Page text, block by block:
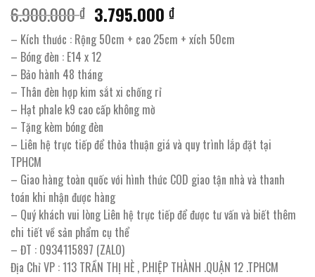
6.900.000₫ Giá
gốc
là:
6.900.000 ₫.
3.795.000₫Giá
hiện
tại
– Kích thước : Rộng 50cm + cao 25cm + xích 50cm
– Bóng đèn : E14 x 12
– Bảo hành 48 tháng
– Thân đèn hợp kim sắt xi chống rỉ
– Hạt phale k9 cao cấp không mờ
– Tặng kèm bóng đèn
– Liên hệ trực tiếp để thỏa thuận giá và quy trình lắp đặt tại
TPHCM
– Giao hàng toàn quốc với hình thức COD giao tận nhà và thanh
toán khi nhận được hàng
– Quý khách vui lòng Liên hệ trực tiếp để được tư vấn và biết thêm
chi tiết về sản phẩm cụ thể
– ĐT : 0934115897 (ZALO)
Địa Chỉ VP : 113 TRẦN THỊ HÈ , P.HIỆP THÀNH .QUẬN 12 .TPHCM